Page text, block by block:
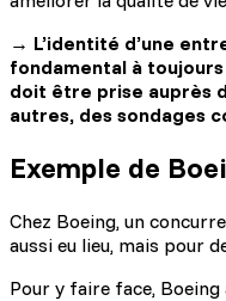
→ L’identité d’une
fondamental à
doit être prise auprès
autres, des sondages
Exemple de
Chez Boeing, un
aussi eu lieu, mais pour
Pour y faire face,